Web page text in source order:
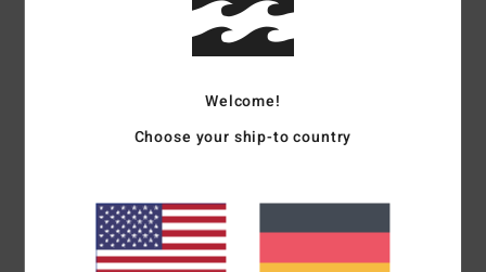
67% unserer Kunden empfehlen dieses Produkt
Farbe
Welcome!
Choose your ship-to country